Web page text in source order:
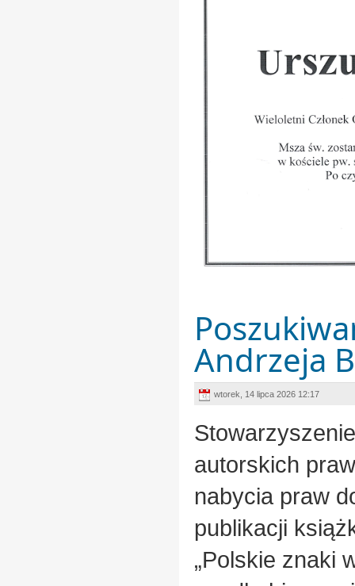
Andrzeja
wtorek, 14 lipca 2026 12:17
autorskich
nabycia praw
publikacji
„Polskie znaki